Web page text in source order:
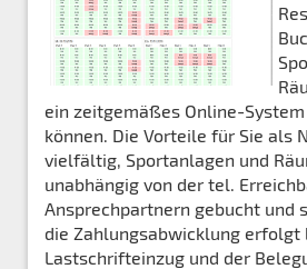
ein zeitgemäßes Online-
können. Die Vorteile für Sie als
vielfältig, Sportanlagen und
unabhängig von der tel.
Ansprechpartnern gebucht und
die Zahlungsabwicklung erfolgt
Lastschrifteinzug und der